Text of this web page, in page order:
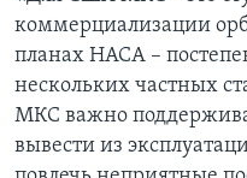
коммерциализации
планах НАСА –
нескольких частных
МКС важно
вывести из